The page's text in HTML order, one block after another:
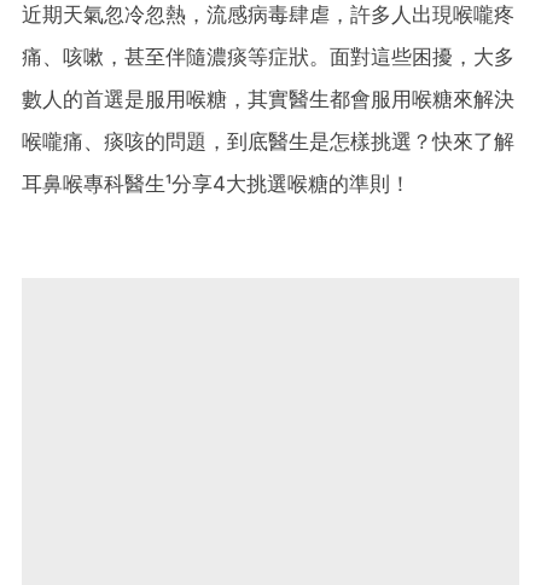
近期天氣忽冷忽熱，流感病毒肆虐，許多人出現喉嚨疼
痛、咳嗽，甚至伴隨濃痰等症狀。面對這些困擾，大多
數人的首選是服用喉糖，其實醫生都會服用喉糖來解決
喉嚨痛、痰咳的問題， 到底醫生是怎樣挑選？快來了解
耳鼻喉專科醫生¹分享4大挑選喉糖的準則！